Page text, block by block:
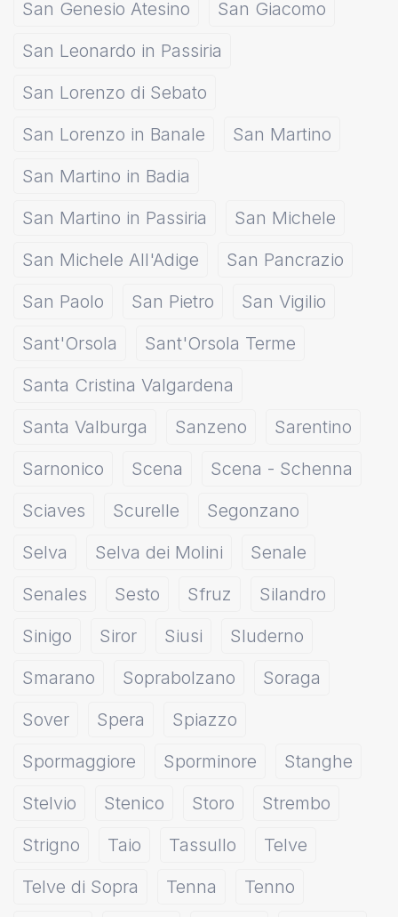
San Genesio Atesino
San Giacomo
San Leonardo in Passiria
San Lorenzo di Sebato
San Lorenzo in Banale
San Martino
San Martino in Badia
San Martino in Passiria
San Michele
San Michele All'Adige
San Pancrazio
San Paolo
San Pietro
San Vigilio
Sant'Orsola
Sant'Orsola Terme
Santa Cristina Valgardena
Santa Valburga
Sanzeno
Sarentino
Sarnonico
Scena
Scena - Schenna
Sciaves
Scurelle
Segonzano
Selva
Selva dei Molini
Senale
Senales
Sesto Sfruz
Silandro
Sinigo
Siror Siusi
Sluderno
Smarano
Soprabolzano
Soraga
Sover
Spera
Spiazzo
Spormaggiore
Sporminore
Stanghe
Stelvio
Stenico Storo
Strembo
Strigno
Taio Tassullo
Telve
Telve di Sopra
Tenna
Tenno